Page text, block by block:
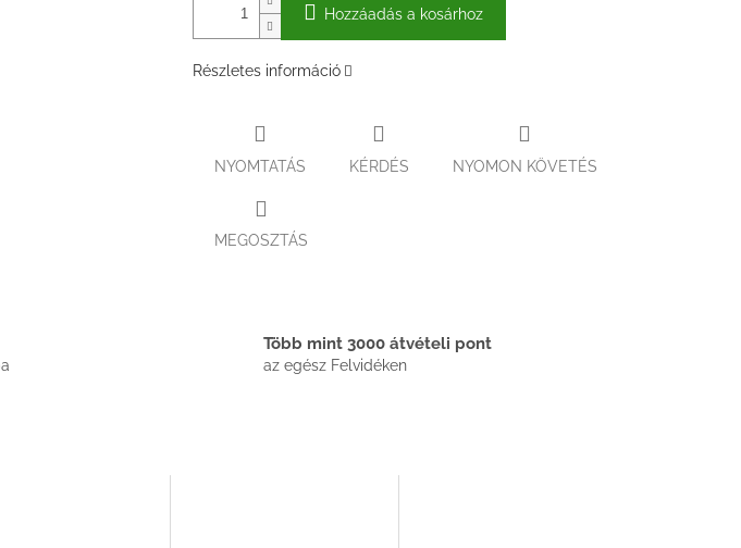
Hozzáadás a kosárhoz
Részletes információ
NYOMTATÁS KÉRDÉS NYOMON KÖVETÉS
MEGOSZTÁS
Több mint 3000 átvételi pont
az egész Felvidéken